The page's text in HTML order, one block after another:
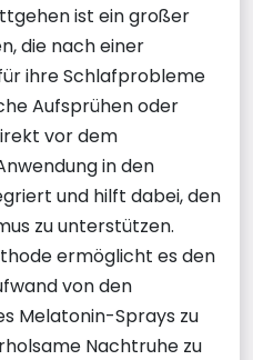
ist ein großer
die nach einer
ihre Schlafprobleme
Aufsprühen oder
vor dem
in den
und hilft dabei, den
zu unterstützen.
ermöglicht es den
von den
Melatonin-Sprays zu
Nachtruhe zu